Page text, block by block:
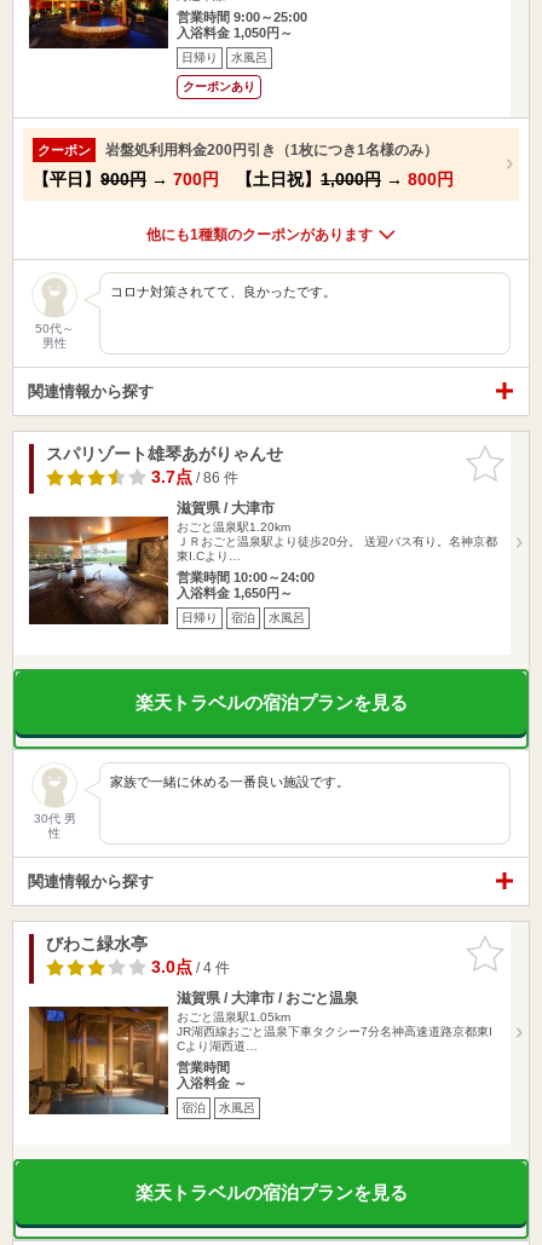
営業時間 9:00～25:00
入浴料金 1,050円～
日帰り 水風呂
クーポンあり
クーポン 岩盤処利用料金200円引き（1枚につき1名様のみ）
【平日】 900円 → 700円 【土日祝】 1,000円 → 800円
他にも1種類のクーポンがあります
50代～
男性
コロナ対策されてて、良かったです。
関連情報から探す
お気に入
りに追加
スパリゾート雄琴あがりゃんせ
3.7点/ 86 件
滋賀県 / 大津市
おごと温泉駅1.20km
ＪＲおごと温泉駅より徒歩20分。 送迎バス有り。名神京都
東I.Cより…
営業時間 10:00～24:00
入浴料金 1,650円～
日帰り 宿泊 水風呂
楽天トラベルの宿泊プランを見る
30代 男
性
家族で一緒に休める一番良い施設です。
関連情報から探す
お気に入
りに追加
びわこ緑水亭
3.0点/ 4 件
滋賀県 / 大津市 / おごと温泉
おごと温泉駅1.05km
JR湖西線おごと温泉下車タクシー7分名神高速道路京都東I
Cより湖西道…
営業時間
入浴料金 ～
宿泊 水風呂
楽天トラベルの宿泊プランを見る